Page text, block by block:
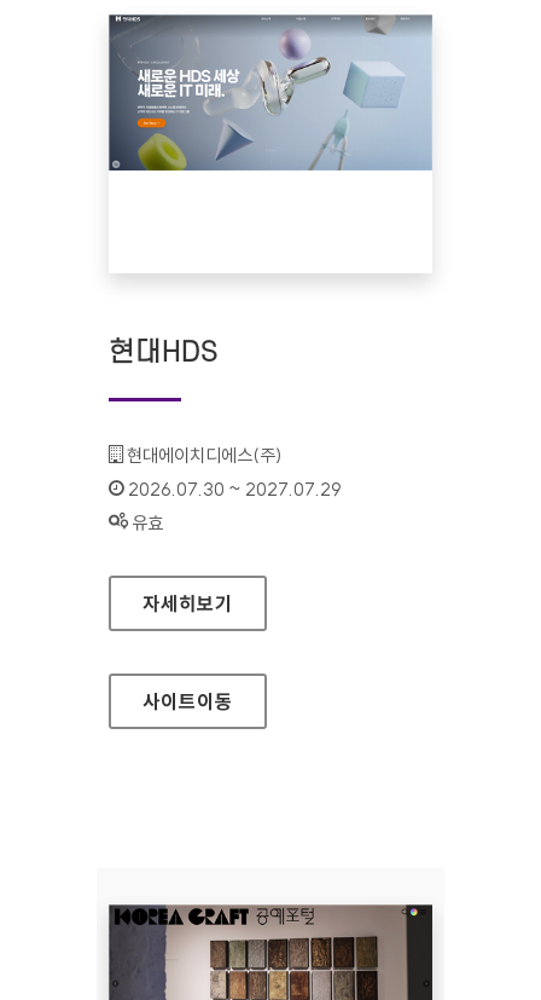
현대HDS
기관명 :
현대에이치디에스(주)
인증기간 :
2026.07.30 ~ 2027.07.29
상태 :
유효
현대HDS
자세히보기
사이트이동